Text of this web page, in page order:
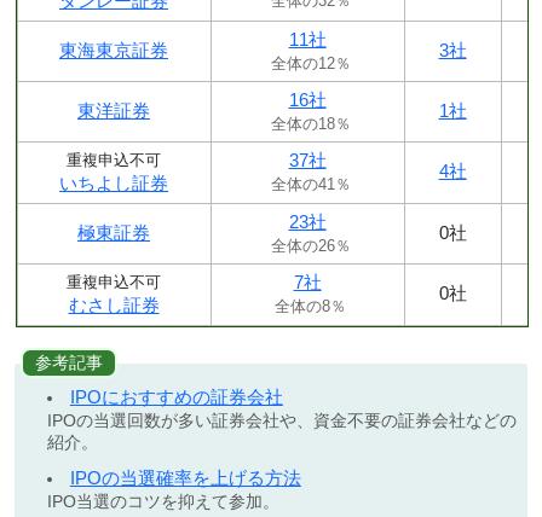
東海東京証券
11社
全体の12％
3社
東洋証券
16社
全体の18％
1社
重複申込不可
いちよし証券
37社
全体の41％
4社
極東証券
23社
全体の26％
0社
重複申込不可
むさし証券
7社
全体の8％
0社
参考記事
IPOにおすすめの証券会社
IPOの当選回数が多い証券会社や、資金不要の証券会社などの
紹介。
IPOの当選確率を上げる方法
IPO当選のコツを抑えて参加。